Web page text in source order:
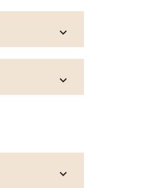
expand_more
expand_more
expand_more